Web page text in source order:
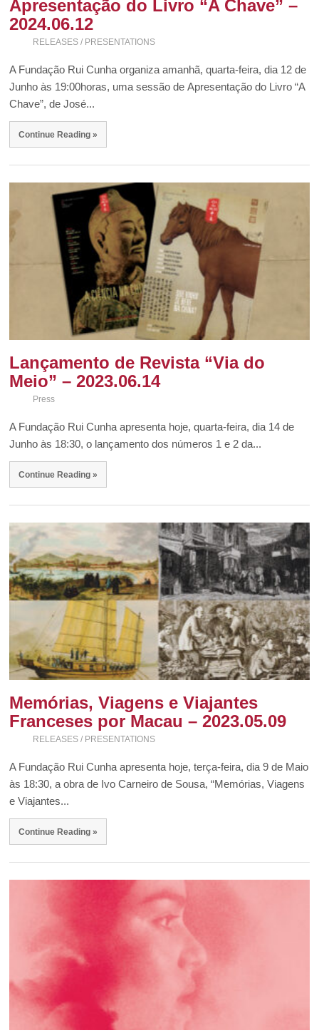
Apresentação do Livro “A Chave” –
2024.06.12
RELEASES / PRESENTATIONS
A Fundação Rui Cunha organiza amanhã, quarta-feira, dia 12 de
Junho às 19:00horas, uma sessão de Apresentação do Livro “A
Chave”, de José...
Continue Reading »
Lançamento de Revista “Via do
Meio” – 2023.06.14
Press
A Fundação Rui Cunha apresenta hoje, quarta-feira, dia 14 de
Junho às 18:30, o lançamento dos números 1 e 2 da...
Continue Reading »
Memórias, Viagens e Viajantes
Franceses por Macau – 2023.05.09
RELEASES / PRESENTATIONS
A Fundação Rui Cunha apresenta hoje, terça-feira, dia 9 de Maio
às 18:30, a obra de Ivo Carneiro de Sousa, “Memórias, Viagens
e Viajantes...
Continue Reading »